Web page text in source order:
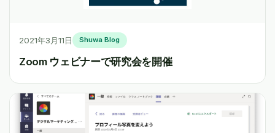
2021年3月11日 Shuwa Blog
Zoom ウェビナーで研究会を開催